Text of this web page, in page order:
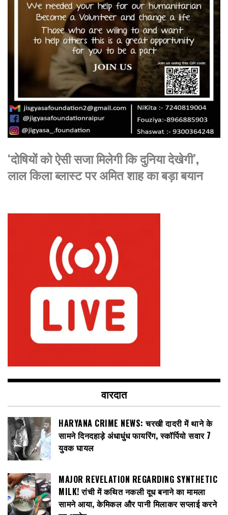
‘दोषियों को ऐसी सजा मिलेगी कि दुनिया देखेगी’,
लाल किला ब्लास्ट पर अमित शाह का बड़ा बयान
वारदात
HARYANA CRIME NEWS: चरखी दादरी में थाने के
सामने दिनदहाड़े अंधाधुंध फायरिंग, स्कॉर्पियो सवार 7
युवक घायल
MAJOR REVELATION REGARDING SYNTHETIC
MILK! रांची में कथित नकली दूध बनाने का मामला
सामने आया, केमिकल और पानी मिलाकर सप्लाई करने